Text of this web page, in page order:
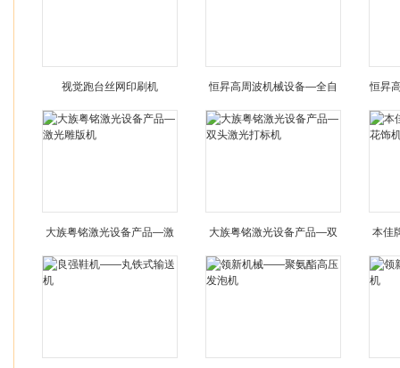
视觉跑台丝网印刷机 恒昇高周波机械设备—全自
动三位转盘高周波熔接机
恒昇
大族粤铭激光设备产品—激
光雕版机
大族粤铭激光设备产品—双
头激光打标机
本佳